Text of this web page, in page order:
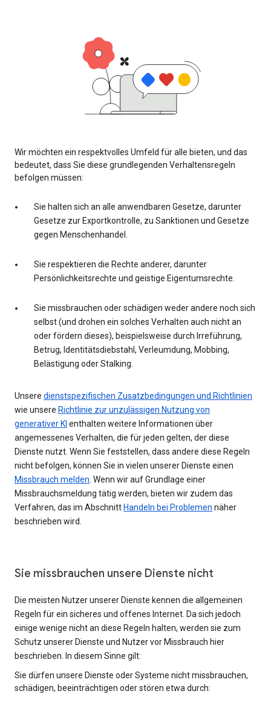
Wir möchten ein respektvolles Umfeld für alle bieten, und das
bedeutet, dass Sie diese grundlegenden Verhaltensregeln
befolgen müssen:
Sie halten sich an alle anwendbaren Gesetze, darunter
Gesetze zur Exportkontrolle, zu Sanktionen und Gesetze
gegen Menschenhandel.
Sie respektieren die Rechte anderer, darunter
Persönlichkeitsrechte und geistige Eigentumsrechte.
Sie missbrauchen oder schädigen weder andere noch sich
selbst (und drohen ein solches Verhalten auch nicht an
oder fördern dieses), beispielsweise durch Irreführung,
Betrug, Identitätsdiebstahl, Verleumdung, Mobbing,
Belästigung oder Stalking.
Unsere dienstspezifischen Zusatzbedingungen und Richtlinien
wie unsere Richtlinie zur unzulässigen Nutzung von
generativer KI enthalten weitere Informationen über
angemessenes Verhalten, die für jeden gelten, der diese
Dienste nutzt. Wenn Sie feststellen, dass andere diese Regeln
nicht befolgen, können Sie in vielen unserer Dienste einen
Missbrauch melden. Wenn wir auf Grundlage einer
Missbrauchsmeldung tätig werden, bieten wir zudem das
Verfahren, das im Abschnitt Handeln bei Problemen näher
beschrieben wird.
Sie missbrauchen unsere Dienste nicht
Die meisten Nutzer unserer Dienste kennen die allgemeinen
Regeln für ein sicheres und offenes Internet. Da sich jedoch
einige wenige nicht an diese Regeln halten, werden sie zum
Schutz unserer Dienste und Nutzer vor Missbrauch hier
beschrieben. In diesem Sinne gilt:
Sie dürfen unsere Dienste oder Systeme nicht missbrauchen,
schädigen, beeinträchtigen oder stören etwa durch: